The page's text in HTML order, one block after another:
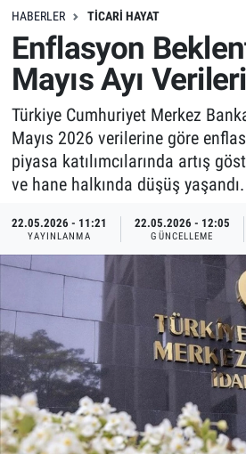
HABERLER TICARI HAYAT
Enflasyon
Mayıs Ayı
Türkiye Cumhuriyet Merkez
Mayıs 2026 verilerine göre
piyasa katılımcılarında artış
ve hane halkında düşüş yaşandı.
22.05.2026 - 11:21
YAYINLANMA
22.05.2026 - 12:05
GÜNCELLEME